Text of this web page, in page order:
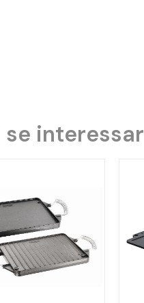
se interessar